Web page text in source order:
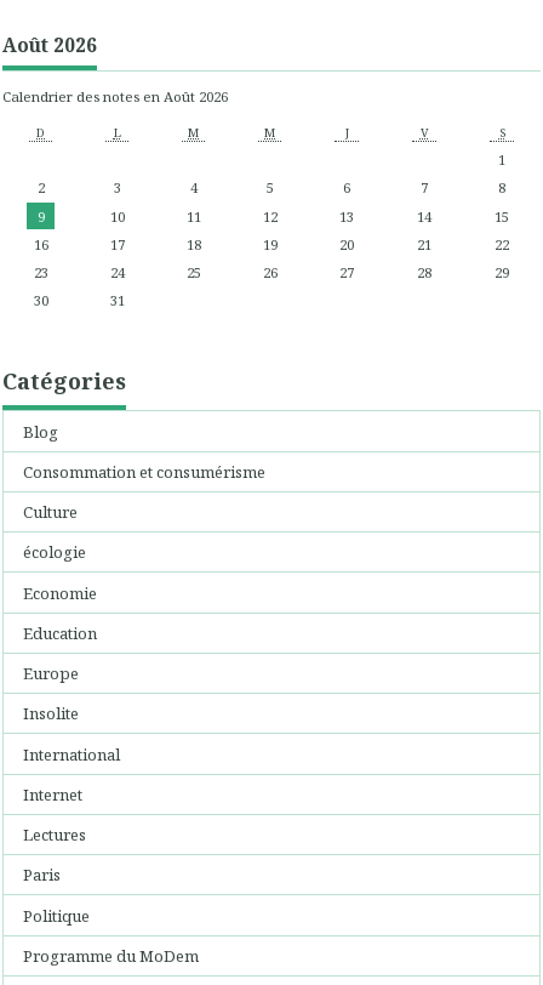
Août 2026
Calendrier des notes en Août 2026
D L M M J V S
1
2
3 4 5 6 7
8
9
10 11 12 13 14
15
16
17 18 19 20 21
22
23
24 25 26 27 28
29
30
31
Catégories
Blog
Consommation et consumérisme
Culture
écologie
Economie
Education
Europe
Insolite
International
Internet
Lectures
Paris
Politique
Programme du MoDem